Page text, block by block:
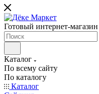
Готовый интернет-
Каталог
По всему сайту
По каталогу
Каталог